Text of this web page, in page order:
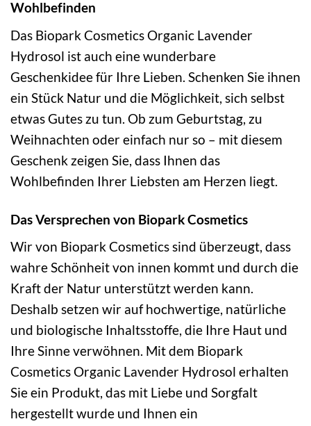
Wohlbefinden
Das Biopark Cosmetics Organic Lavender
Hydrosol ist auch eine wunderbare
Geschenkidee für Ihre Lieben. Schenken Sie ihnen
ein Stück Natur und die Möglichkeit, sich selbst
etwas Gutes zu tun. Ob zum Geburtstag, zu
Weihnachten oder einfach nur so – mit diesem
Geschenk zeigen Sie, dass Ihnen das
Wohlbefinden Ihrer Liebsten am Herzen liegt.
Das Versprechen von Biopark Cosmetics
Wir von Biopark Cosmetics sind überzeugt, dass
wahre Schönheit von innen kommt und durch die
Kraft der Natur unterstützt werden kann.
Deshalb setzen wir auf hochwertige, natürliche
und biologische Inhaltsstoffe, die Ihre Haut und
Ihre Sinne verwöhnen. Mit dem Biopark
Cosmetics Organic Lavender Hydrosol erhalten
Sie ein Produkt, das mit Liebe und Sorgfalt
hergestellt wurde und Ihnen ein